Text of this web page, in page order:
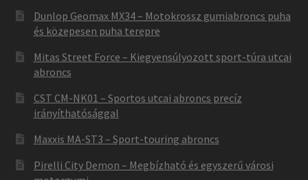
Dunlop Geomax MX34 – Motokrossz gumiabroncs puha
és közepesen puha terepre
Mitas Street Force – Kiegyensúlyozott sport-túra utcai
abroncs
CST CM-NK01 – Sportos utcai abroncs precíz
irányíthatósággal
Maxxis MA-ST3 – Sport-touring abroncs
Pirelli City Demon – Megbízható és egyszerű városi